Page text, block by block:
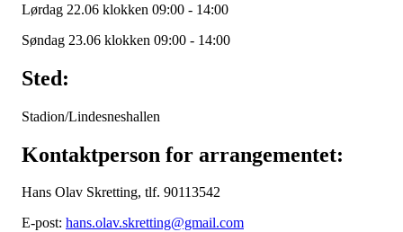
Lørdag 22.06 klokken 09:00 - 14:00
Søndag 23.06 klokken 09:00 - 14:00
Sted:
Stadion/Lindesneshallen
Kontaktperson for arrangementet:
Hans Olav Skretting, tlf. 90113542
E-post: hans.olav.skretting@gmail.com